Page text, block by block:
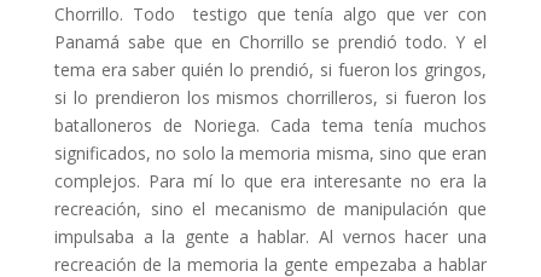
Chorrillo. Todo testigo que tenía algo que ver con
Panamá sabe que en Chorrillo se prendió todo. Y el
tema era saber quién lo prendió, si fueron los gringos,
si lo prendieron los mismos chorrilleros, si fueron los
batalloneros de Noriega. Cada tema tenía muchos
significados, no solo la memoria misma, sino que eran
complejos. Para mí lo que era interesante no era la
recreación, sino el mecanismo de manipulación que
impulsaba a la gente a hablar. Al vernos hacer una
recreación de la memoria la gente empezaba a hablar